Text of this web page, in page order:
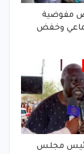
مفوضية
وخفض
لرئيس مجلس